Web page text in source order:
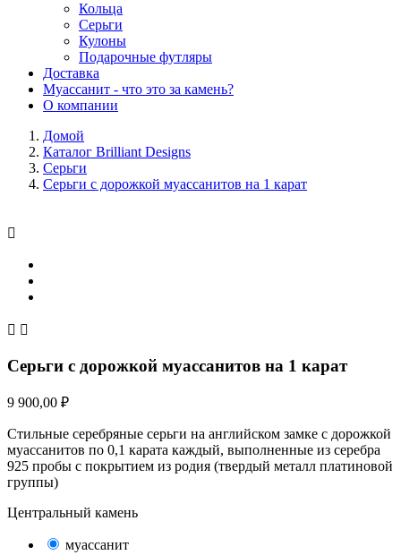
Кольца
Серьги
Кулоны
Подарочные футляры
Доставка
Муассанит - что это за камень?
О компании
Домой
Каталог Brilliant Designs
Серьги
Серьги с дорожкой муассанитов на 1 карат

 
Серьги с дорожкой муассанитов на 1 карат
9 900,00 ₽
Стильные серебряные серьги на английском замке с дорожкой
муассанитов по 0,1 карата каждый, выполненные из серебра
925 пробы с покрытием из родия (твердый металл платиновой
группы)
Центральный камень
муассанит